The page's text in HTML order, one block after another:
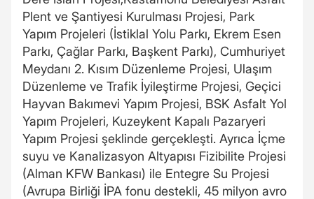
Plent ve Şantiyesi Kurulması Projesi, Park
Yapım Projeleri (İstiklal Yolu Parkı, Ekrem Esen
Parkı, Çağlar Parkı, Başkent Parkı), Cumhuriyet
Meydanı 2. Kısım Düzenleme Projesi, Ulaşım
Düzenleme ve Trafik İyileştirme Projesi, Geçici
Hayvan Bakımevi Yapım Projesi, BSK Asfalt Yol
Yapım Projeleri, Kuzeykent Kapalı Pazaryeri
Yapım Projesi şeklinde gerçekleşti. Ayrıca İçme
suyu ve Kanalizasyon Altyapısı Fizibilite Projesi
(Alman KFW Bankası) ile Entegre Su Projesi
(Avrupa Birliği İPA fonu destekli, 45 milyon avro